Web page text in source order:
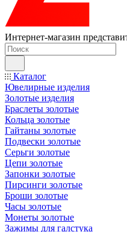
Интернет-магазин
Каталог
Ювелирные изделия
Золотые изделия
Браслеты золотые
Кольца золотые
Гайтаны золотые
Подвески золотые
Серьги золотые
Цепи золотые
Запонки золотые
Пирсинги золотые
Броши золотые
Часы золотые
Монеты золотые
Зажимы для галстука